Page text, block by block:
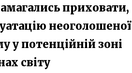
приховати,
неоголошеної
у потенційній зоні
світу